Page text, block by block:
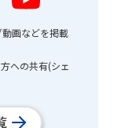
画などを掲載
への共有(シェ